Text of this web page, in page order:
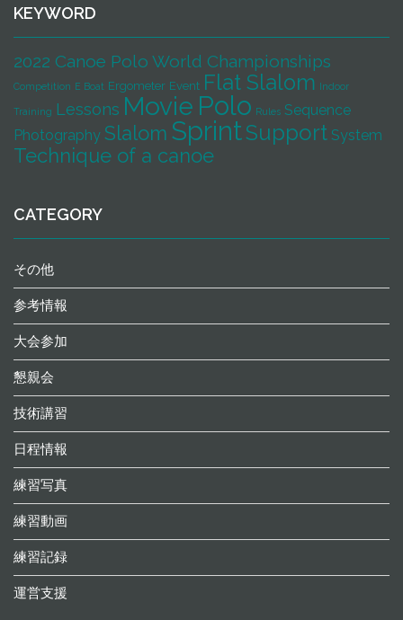
録
KEYWORD
2022 Canoe Polo World Championships
Competition E Boat Ergometer Event Flat Slalom Indoor
Training Lessons Movie Polo Rules Sequence
Photography Slalom SprintSupport System
Technique of a canoe
CATEGORY
その他
参考情報
大会参加
懇親会
技術講習
日程情報
練習写真
練習動画
練習記録
運営支援